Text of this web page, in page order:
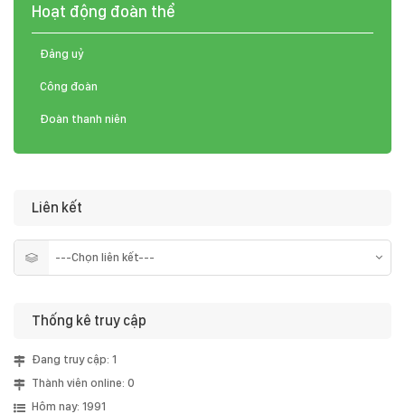
Hoạt động đoàn thể
Đảng uỷ
Công đoàn
Đoàn thanh niên
Liên kết
Thống kê truy cập
Đang truy cập: 1
Thành viên online: 0
Hôm nay: 1991